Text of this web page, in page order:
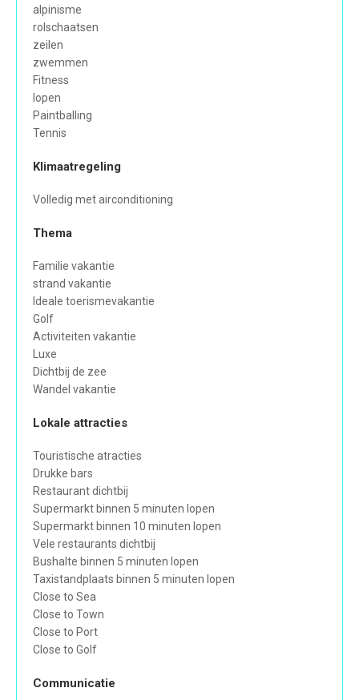
alpinisme
rolschaatsen
zeilen
zwemmen
Fitness
lopen
Paintballing
Tennis
Klimaatregeling
Volledig met airconditioning
Thema
Familie vakantie
strand vakantie
Ideale toerismevakantie
Golf
Activiteiten vakantie
Luxe
Dichtbij de zee
Wandel vakantie
Lokale attracties
Touristische atracties
Drukke bars
Restaurant dichtbij
Supermarkt binnen 5 minuten lopen
Supermarkt binnen 10 minuten lopen
Vele restaurants dichtbij
Bushalte binnen 5 minuten lopen
Taxistandplaats binnen 5 minuten lopen
Close to Sea
Close to Town
Close to Port
Close to Golf
Communicatie